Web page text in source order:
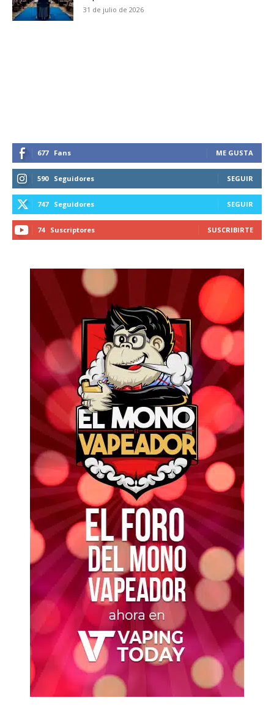
31 de julio de 2026
677 Fans ME GUSTA
590 Seguidores SEGUIR
747 Seguidores SEGUIR
74 Suscriptores SUSCRIBIRTE